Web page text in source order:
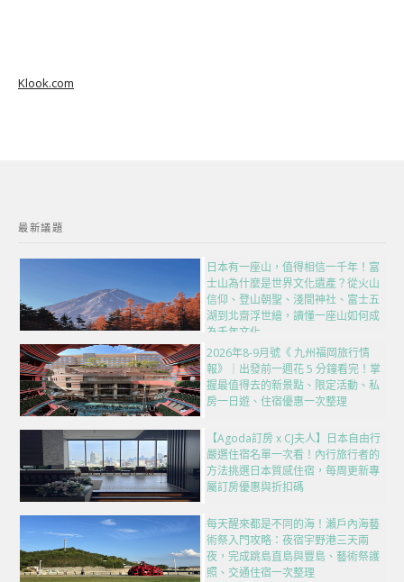
Klook.com
最新議題
日本有一座山，值得相信一千年！富
士山為什麼是世界文化遺產？從火山
信仰、登山朝聖、淺間神社、富士五
湖到北齋浮世繪，讀懂一座山如何成
為千年文化
2026年8-9月號《 九州福岡旅行情
報》｜出發前一週花 5 分鐘看完！掌
握最值得去的新景點、限定活動、私
房一日遊、住宿優惠一次整理
【Agoda訂房 x CJ夫人】日本自由行
嚴選住宿名單一次看！內行旅行者的
方法挑選日本質感住宿，每周更新專
屬訂房優惠與折扣碼
每天醒來都是不同的海！瀨戶內海藝
術祭入門攻略：夜宿宇野港三天兩
夜，完成跳島直島與豐島、藝術祭護
照、交通住宿一次整理